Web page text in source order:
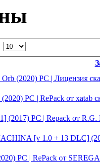
(2020) PC | Лицензия
PC | RePack от xatab
(2017) PC | Repack от R.G.
[v 1.0 + 13 DLC]
PC | RePack от